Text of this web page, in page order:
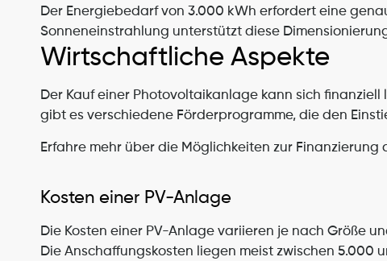
Der Energiebedarf von 3.000 kWh erfordert eine
Sonneneinstrahlung unterstützt diese
Wirtschaftliche Aspekte
Der Kauf einer Photovoltaikanlage kann sich
gibt es verschiedene Förderprogramme, die den
Erfahre mehr über die Möglichkeiten zur Finanzierung
Kosten einer PV-Anlage
Die Kosten einer PV-Anlage variieren je nach Größe
Die Anschaffungskosten liegen meist zwischen 5.000